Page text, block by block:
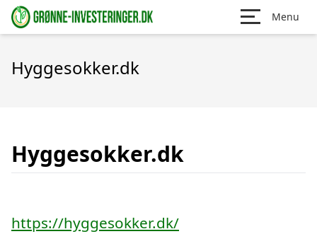
Menu
Hyggesokker.dk
Hyggesokker.dk
https://hyggesokker.dk/